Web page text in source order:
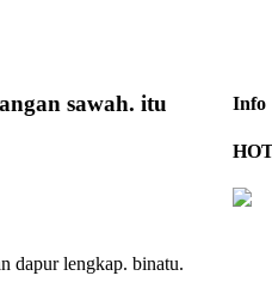
sawah. itu
dapur lengkap. binatu.
Info